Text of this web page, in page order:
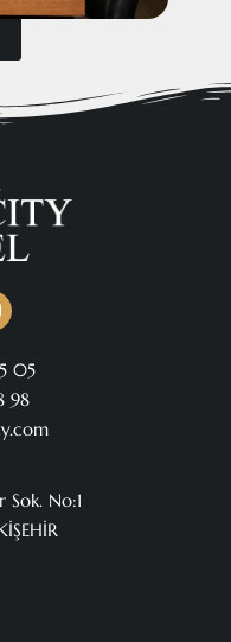
05
98
No:1